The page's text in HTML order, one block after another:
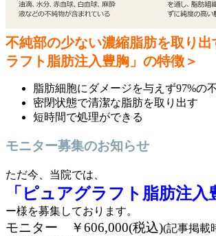
不純部の少ない濃縮脂肪を取り
ラフト脂肪注入豊胸」の特徴＞
脂肪細胞にダメージを与えず97%の
密閉状態で清潔な脂肪を取り出す
短時間で処理ができる
モニター募集のお知らせ
ただ今、当院では、
「ピュアグラフト脂肪注入
ー様を募集しております。
モニター ￥606,000(税込)(記事掲載